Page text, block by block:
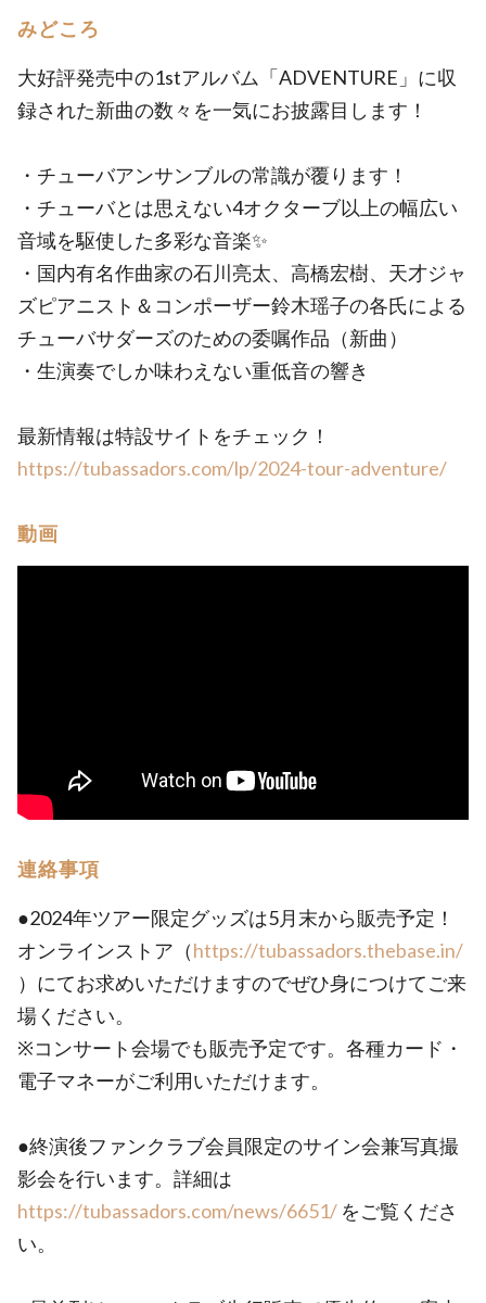
みどころ
大好評発売中の1stアルバム「ADVENTURE」に収
録された新曲の数々を一気にお披露目します！
・チューバアンサンブルの常識が覆ります！
・チューバとは思えない4オクターブ以上の幅広い
音域を駆使した多彩な音楽✨
・国内有名作曲家の石川亮太、高橋宏樹、天才ジャ
ズピアニスト＆コンポーザー鈴木瑶子の各氏による
チューバサダーズのための委嘱作品（新曲）
・生演奏でしか味わえない重低音の響き
最新情報は特設サイトをチェック！
https://tubassadors.com/lp/2024-tour-adventure/
動画
連絡事項
●2024年ツアー限定グッズは5月末から販売予定！
オンラインストア（https://tubassadors.thebase.in/
）にてお求めいただけますのでぜひ身につけてご来
場ください。
※コンサート会場でも販売予定です。各種カード・
電子マネーがご利用いただけます。
●終演後ファンクラブ会員限定のサイン会兼写真撮
影会を行います。詳細は
https://tubassadors.com/news/6651/ をご覧くださ
い。